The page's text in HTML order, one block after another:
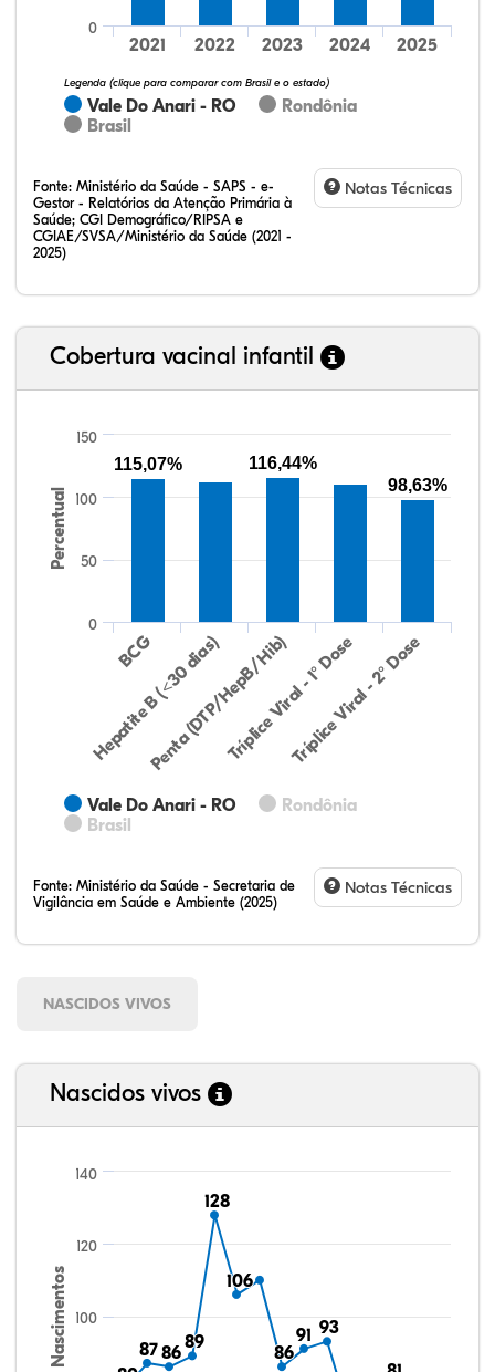
Vale Do Anari - RO
Rondônia
Brasil
Legenda (clique para comparar com Brasil e o estado)
2021 2022 2023 2024 2025
0
Fonte: Ministério da Saúde - SAPS - e-
Gestor - Relatórios da Atenção Primária à
Saúde; CGI Demográfico/RIPSA e
CGIAE/SVSA/Ministério da Saúde (2021 -
2025)
Notas Técnicas
Cobertura vacinal infantil
Percentual
Vale Do Anari - RO
Rondônia
Brasil
BCG
Hepatite B (<30 dias)
Penta (DTP/HepB/Hib)Tríplice Viral - 1° Dose
Tríplice Viral - 2° Dose
0
50
100
150
115,07%
116,44%
98,63%
Fonte: Ministério da Saúde - Secretaria de
Vigilância em Saúde e Ambiente (2025)
Notas Técnicas
NASCIDOS VIVOS
Nascidos vivos
Nascimentos 87
8786
86
89
89
128
128
106
106
86
86
91
91 93
93
100
120
140